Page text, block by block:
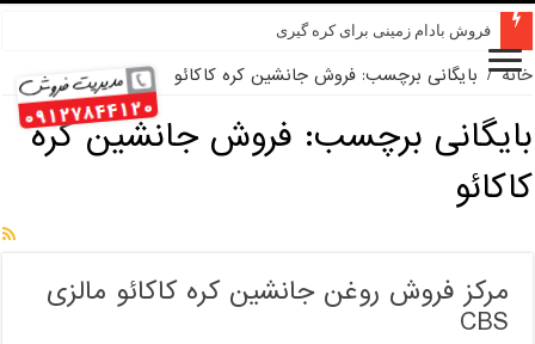
فروش بادام زمینی برای کره گیری
خانه / بایگانی برچسب: فروش جانشین کره کاکائو
بایگانی برچسب: فروش جانشین کره
کاکائو
مرکز فروش روغن جانشین کره کاکائو مالزی
CBS